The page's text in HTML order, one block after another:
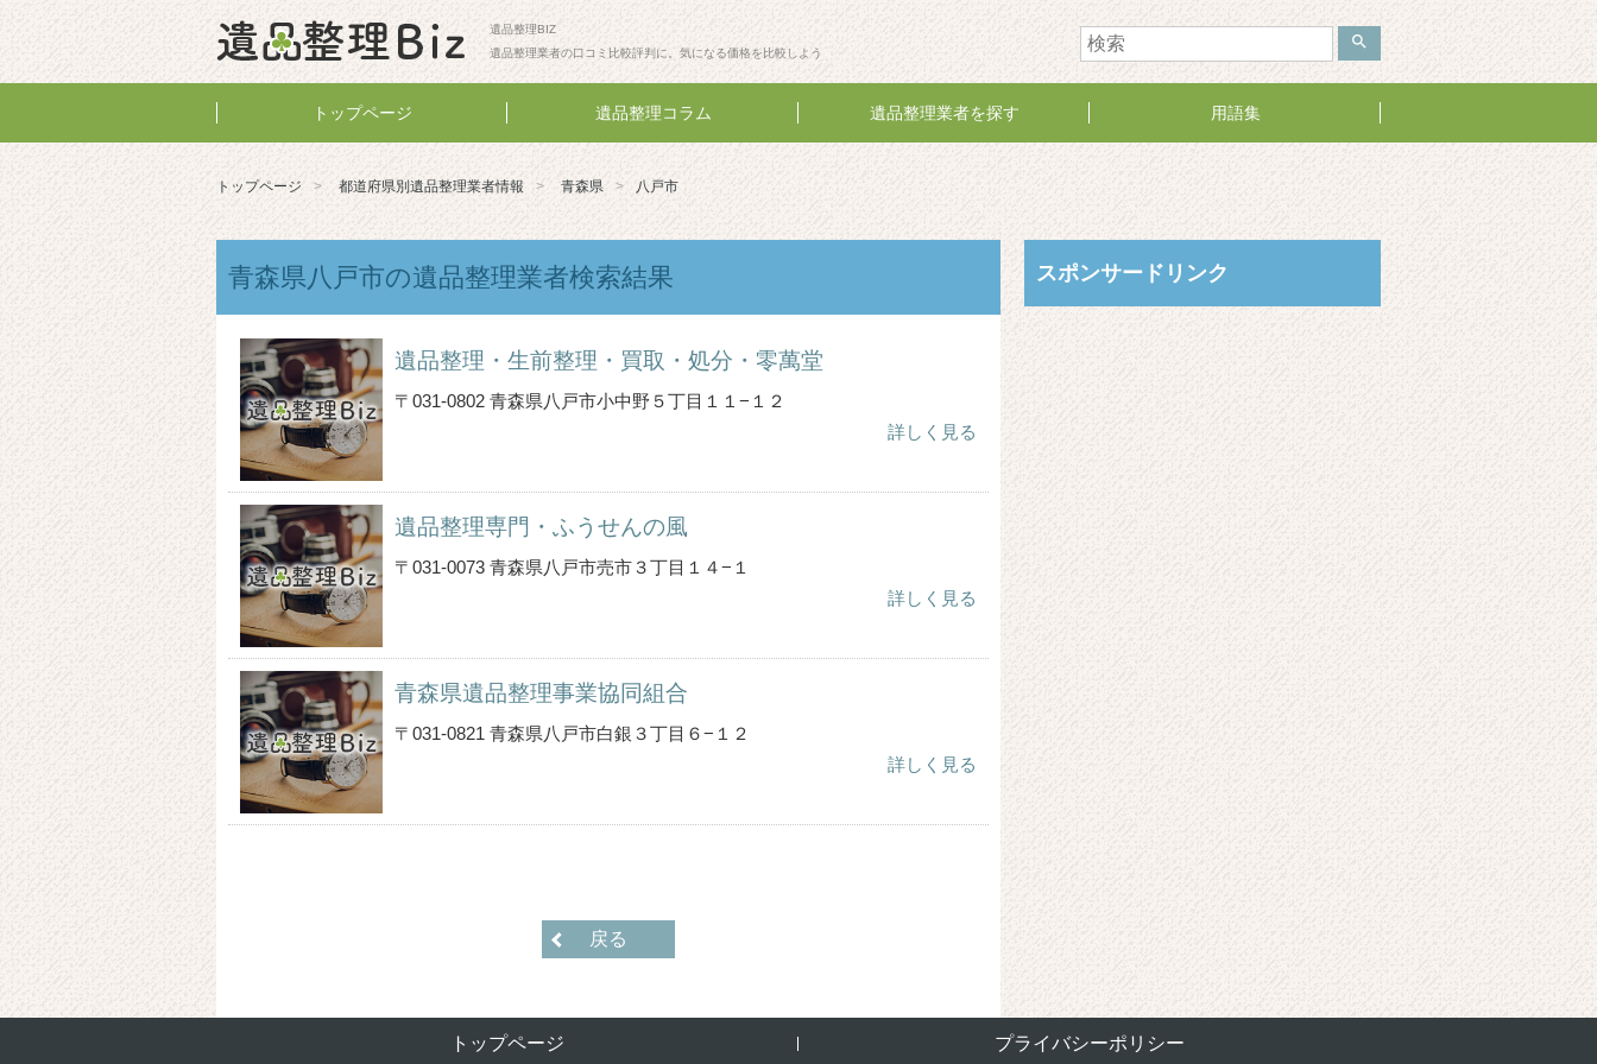
遺品整理BIZ
遺品整理業者の口コミ比較評判に。気になる価格を比較しよう
search
トップページ 遺品整理コラム 遺品整理業者を探す 用語集
トップページ 都道府県別遺品整理業者情報 青森県 八戸市
青森県八戸市の遺品整理業者検索結果
遺品整理・生前整理・買取・処分・零萬堂
〒031-0802 青森県八戸市小中野５丁目１１−１２
詳しく見る
遺品整理専門・ふうせんの風
〒031-0073 青森県八戸市売市３丁目１４−１
詳しく見る
青森県遺品整理事業協同組合
〒031-0821 青森県八戸市白銀３丁目６−１２
詳しく見る
戻る
スポンサードリンク
トップページ プライバシーポリシー